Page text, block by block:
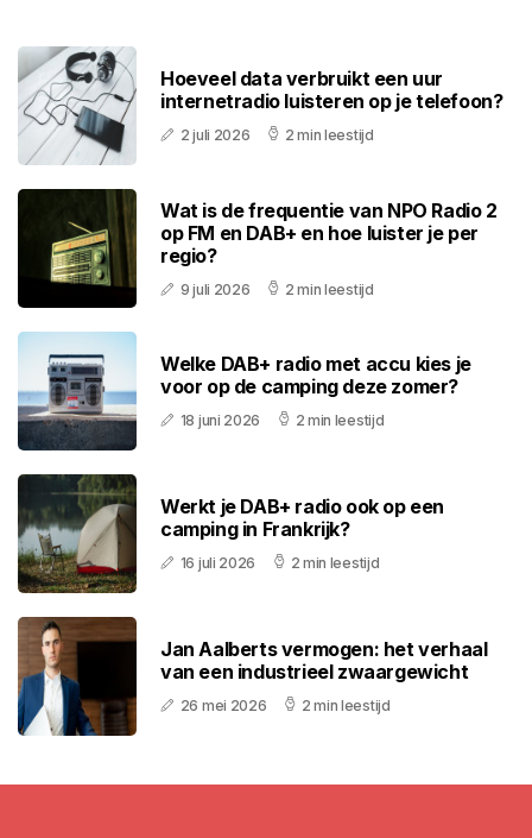
Hoeveel data verbruikt een uur
internetradio luisteren op je telefoon?
2 juli 2026 2 min leestijd
Wat is de frequentie van NPO Radio 2
op FM en DAB+ en hoe luister je per
regio?
9 juli 2026 2 min leestijd
Welke DAB+ radio met accu kies je
voor op de camping deze zomer?
18 juni 2026 2 min leestijd
Werkt je DAB+ radio ook op een
camping in Frankrijk?
16 juli 2026 2 min leestijd
Jan Aalberts vermogen: het verhaal
van een industrieel zwaargewicht
26 mei 2026 2 min leestijd